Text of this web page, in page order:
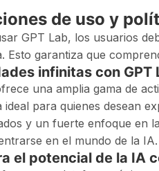
de uso y
GPT Lab, los usuarios
Esto garantiza que
infinitas con GPT
una amplia gama de
ideal para quienes desean
y un fuerte enfoque en
en el mundo de la IA.
el potencial de la IA